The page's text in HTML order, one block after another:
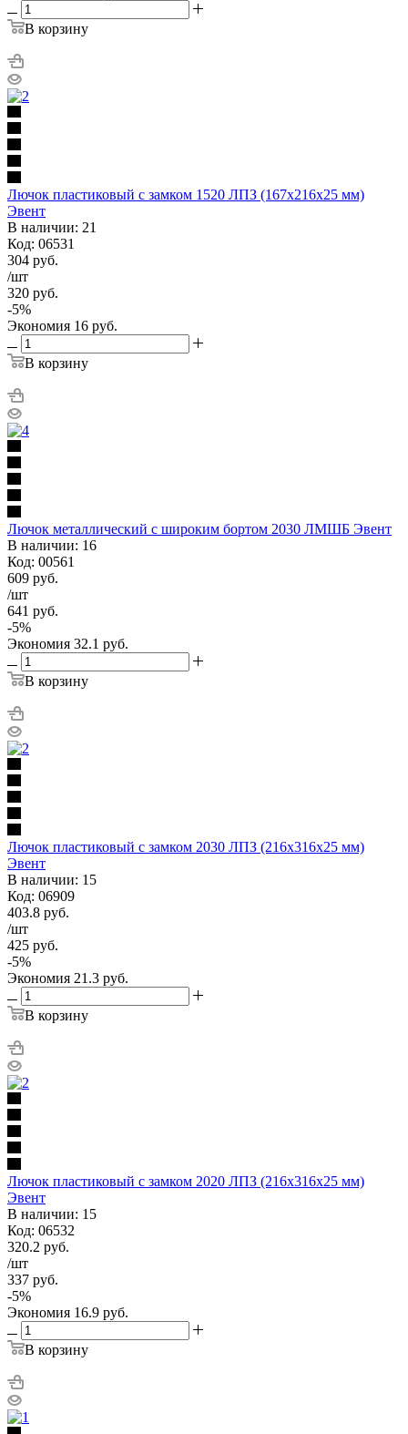
В корзину
Лючок пластиковый с замком 1520 ЛПЗ (167х216х25 мм)
Эвент
В наличии: 21
Код: 06531
304 руб.
/шт
320 руб.
-5%
Экономия 16 руб.
В корзину
Лючок металлический с широким бортом 2030 ЛМШБ Эвент
В наличии: 16
Код: 00561
609 руб.
/шт
641 руб.
-5%
Экономия 32.1 руб.
В корзину
Лючок пластиковый с замком 2030 ЛПЗ (216х316х25 мм)
Эвент
В наличии: 15
Код: 06909
403.8 руб.
/шт
425 руб.
-5%
Экономия 21.3 руб.
В корзину
Лючок пластиковый с замком 2020 ЛПЗ (216х316х25 мм)
Эвент
В наличии: 15
Код: 06532
320.2 руб.
/шт
337 руб.
-5%
Экономия 16.9 руб.
В корзину